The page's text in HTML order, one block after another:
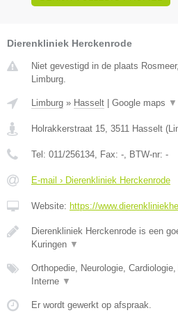
Dierenkliniek Herckenrode
Niet gevestigd in de plaats
Limburg.
Limburg » Hasselt Google maps ▼
Holrakkerstraat 15 3511 Hasselt (
Tel: 011/256134 , Fax: - , BTW-nr: -
E-mail › Dierenkliniek Herckenrode
Website: https://
Dierenkliniek Herckenrode is een
Kuringen ▼
Orthopedie, Neurologie,
Interne ▼
Er wordt gewerkt op afspraak.